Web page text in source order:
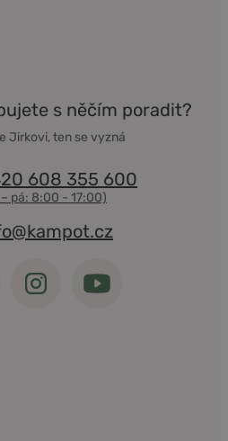
s něčím poradit?
Jirkovi, ten se vyzná
608 355 600